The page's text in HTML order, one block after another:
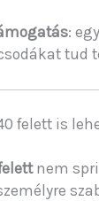
:
tud
felett is
nem